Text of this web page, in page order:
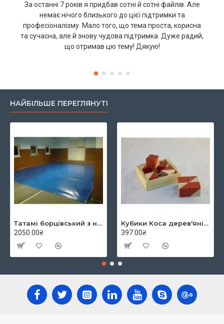
За останні 7 років я придбав сотні й сотні файлів. Але
немає нічого близького до цієї підтримки та
професіоналізму. Мало того, що тема проста, корисна
та сучасна, але й знову чудова підтримка. Дуже радий,
що отримав цю тему! Дякую!
НАЙБІЛЬШЕ ПЕРЕГЛЯНУТІ
Татамі борцівський з накидкою кв.м, TIA-SPORT
2050.00₴
Кубики Коса дерев'яні в коробці
397.00₴